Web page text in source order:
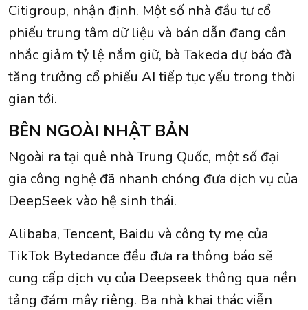
Citigroup, nhận định. Một số nhà đầu tư cổ
phiếu trung tâm dữ liệu và bán dẫn đang cân
nhắc giảm tỷ lệ nắm giữ, bà Takeda dự báo đà
tăng trưởng cổ phiếu AI tiếp tục yếu trong thời
gian tới.
BÊN NGOÀI NHẬT BẢN
Ngoài ra tại quê nhà Trung Quốc, một số đại
gia công nghệ đã nhanh chóng đưa dịch vụ của
DeepSeek vào hệ sinh thái.
Alibaba, Tencent, Baidu và công ty mẹ của
TikTok Bytedance đều đưa ra thông báo sẽ
cung cấp dịch vụ của Deepseek thông qua nền
tảng đám mây riêng. Ba nhà khai thác viễn